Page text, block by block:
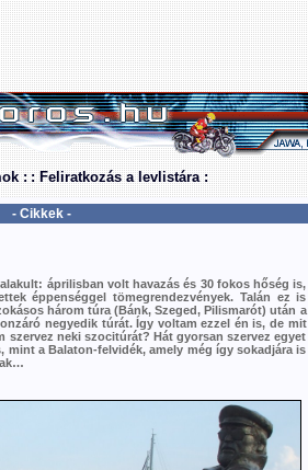
: : Feliratkozás a levlistára :
- Cikkek -
áprilisban volt havazás és 30 fokos hőség is,
éppenséggel tömegrendezvények. Talán ez is
három túra (Bánk, Szeged, Pilismarót) után a
negyedik túrát. Így voltam ezzel én is, de mit
szervez neki szocitúrát? Hát gyorsan szervez egyet
mint a Balaton-felvidék, amely még így sokadjára is